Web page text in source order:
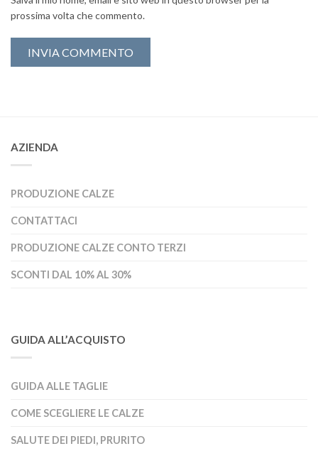
prossima volta che commento.
AZIENDA
PRODUZIONE CALZE
CONTATTACI
PRODUZIONE CALZE CONTO TERZI
SCONTI DAL 10% AL 30%
GUIDA ALL’ACQUISTO
GUIDA ALLE TAGLIE
COME SCEGLIERE LE CALZE
SALUTE DEI PIEDI, PRURITO